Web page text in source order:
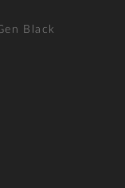
Black